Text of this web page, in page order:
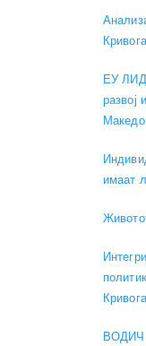
ЕУ
развој
имаат
ВОДИЧ